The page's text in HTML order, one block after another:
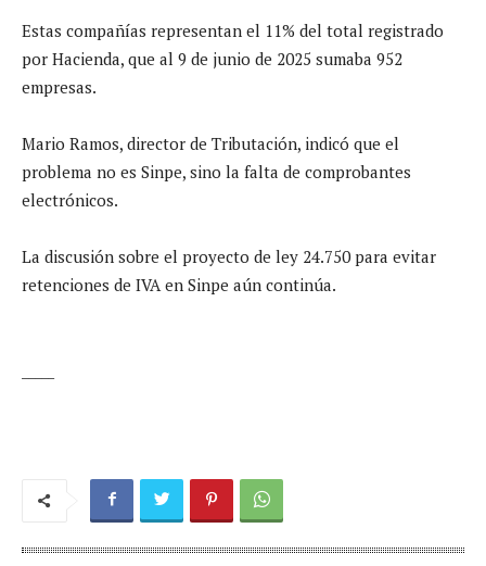
Estas compañías representan el 11% del total registrado
por Hacienda, que al 9 de junio de 2025 sumaba 952
empresas.
Mario Ramos, director de Tributación, indicó que el
problema no es Sinpe, sino la falta de comprobantes
electrónicos.
La discusión sobre el proyecto de ley 24.750 para evitar
retenciones de IVA en Sinpe aún continúa.